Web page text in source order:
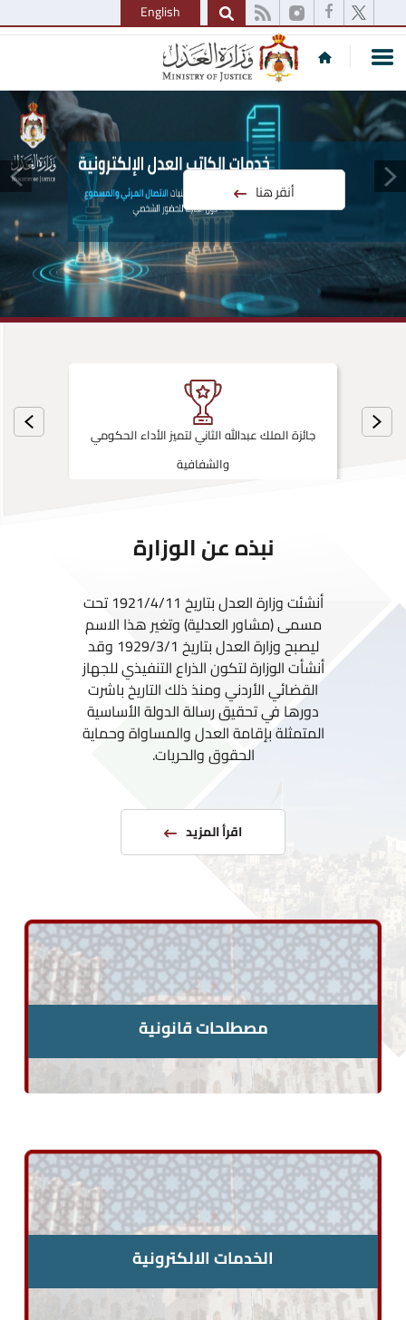
English
أنقر هنا
جائزة الملك عبدالله الثاني لتميز الأداء الحكومي
والشفافية
نبذه عن الوزارة
أنشئت وزارة العدل بتاريخ 1921/4/11 تحت
مسمى (مشاور العدلية) وتغير هذا الاسم
ليصبح وزارة العدل بتاريخ 1929/3/1 وقد
أنشأت الوزارة لتكون الذراع التنفيذي للجهاز
القضائي الأردني ومنذ ذلك التاريخ باشرت
دورها في تحقيق رسالة الدولة الأساسية
المتمثلة بإقامة العدل والمساواة وحماية
الحقوق والحريات.
اقرأ المزيد
مصطلحات قانونية
الخدمات الالكترونية